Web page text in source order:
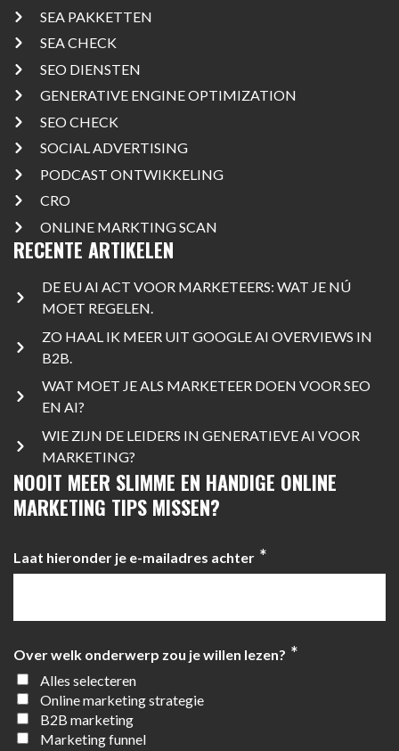
SEA PAKKETTEN
SEA CHECK
SEO DIENSTEN
GENERATIVE ENGINE OPTIMIZATION
SEO CHECK
SOCIAL ADVERTISING
PODCAST ONTWIKKELING
CRO
ONLINE MARKTING SCAN
RECENTE ARTIKELEN
DE EU AI ACT VOOR MARKETEERS: WAT JE NÚ
MOET REGELEN.
ZO HAAL IK MEER UIT GOOGLE AI OVERVIEWS IN
B2B.
WAT MOET JE ALS MARKETEER DOEN VOOR SEO
EN AI?
WIE ZIJN DE LEIDERS IN GENERATIEVE AI VOOR
MARKETING?
NOOIT MEER SLIMME EN HANDIGE ONLINE
MARKETING TIPS MISSEN?
Laat hieronder je e-mailadres achter *
Over welk onderwerp zou je willen lezen? *
Alles selecteren
Online marketing strategie
B2B marketing
Marketing funnel